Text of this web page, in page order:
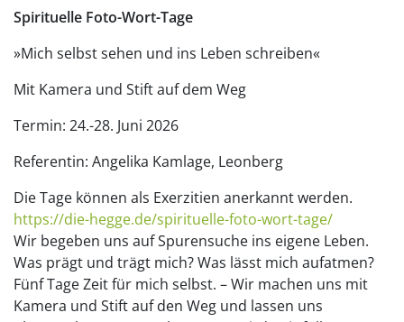
Spirituelle Foto-Wort-Tage
»Mich selbst sehen und ins Leben schreiben«
Mit Kamera und Stift auf dem Weg
Termin: 24.-28. Juni 2026
Referentin: Angelika Kamlage, Leonberg
Die Tage können als Exerzitien anerkannt werden.
https://die-hegge.de/spirituelle-foto-wort-tage/
Wir begeben uns auf Spurensuche ins eigene Leben.
Was prägt und trägt mich? Was lässt mich aufatmen?
Fünf Tage Zeit für mich selbst. – Wir machen uns mit
Kamera und Stift auf den Weg und lassen uns